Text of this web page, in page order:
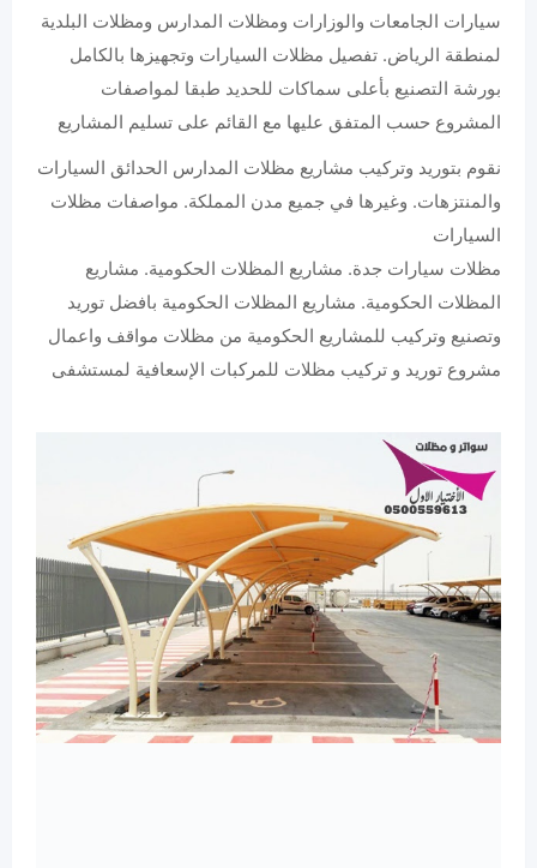
سيارات الجامعات والوزارات ومظلات المدارس ومظلات البلدية
لمنطقة الرياض. تفصيل مظلات السيارات وتجهيزها بالكامل
بورشة التصنيع بأعلى سماكات للحديد طبقا لمواصفات
المشروع حسب المتفق عليها مع القائم على تسليم المشاريع
نقوم بتوريد وتركيب مشاريع مظلات المدارس الحدائق السيارات
والمنتزهات. وغيرها في جميع مدن المملكة. مواصفات مظلات
السيارات
مظلات سيارات جدة. مشاريع المظلات الحكومية. مشاريع
المظلات الحكومية. مشاريع المظلات الحكومية بافضل توريد
وتصنيع وتركيب للمشاريع الحكومية من مظلات مواقف واعمال
مشروع توريد و تركيب مظلات للمركبات الإسعافية لمستشفى